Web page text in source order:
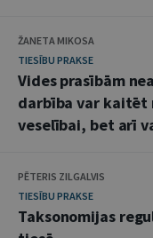
ŽANETA MIKOSA
TIESĪBU PRAKSE
Vides prasībām
darbība var kaitēt
veselībai, bet arī
PĒTERIS ZILGALVIS
TIESĪBU PRAKSE
Taksonomijas